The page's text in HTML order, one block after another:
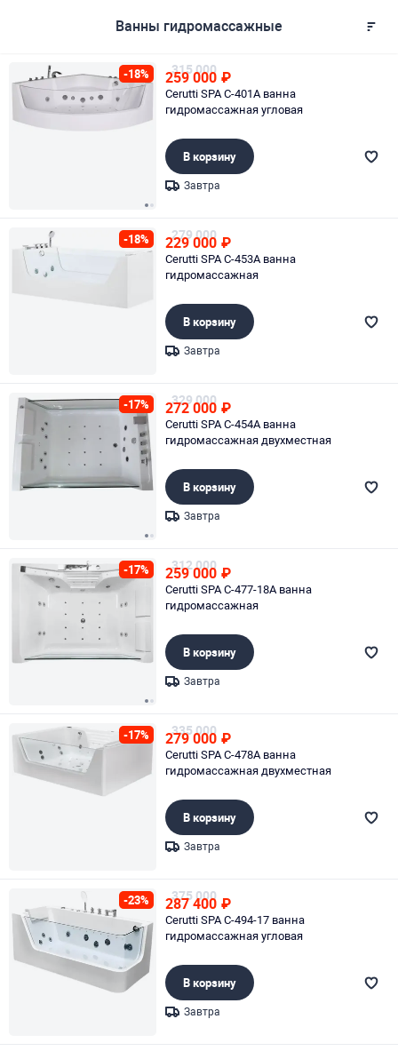
Ванны гидромассажные
-18% 315 000
259 000 ₽
Cerutti SPA C-401A ванна
гидромассажная угловая
В корзину
Завтра
-18% 279 000
229 000 ₽
Cerutti SPA C-453A ванна
гидромассажная
В корзину
Завтра
-17% 329 000
272 000 ₽
Cerutti SPA C-454A ванна
гидромассажная двухместная
В корзину
Завтра
-17% 312 000
259 000 ₽
Cerutti SPA C-477-18A ванна
гидромассажная
В корзину
Завтра
-17% 335 000
279 000 ₽
Cerutti SPA C-478A ванна
гидромассажная двухместная
В корзину
Завтра
-23% 375 000
287 400 ₽
Cerutti SPA C-494-17 ванна
гидромассажная угловая
В корзину
Завтра